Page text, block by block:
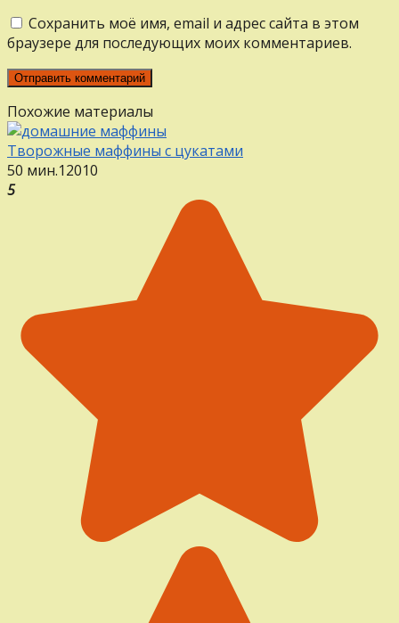
Сохранить моё имя, email и адрес сайта в этом
браузере для последующих моих комментариев.
Похожие материалы
Творожные маффины с цукатами
50 мин.12010
5